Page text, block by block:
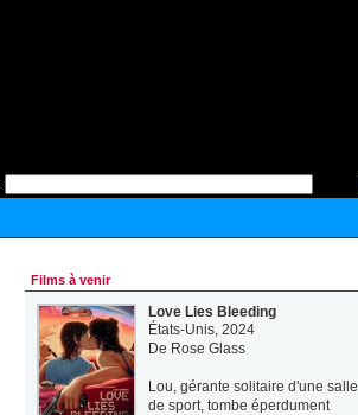
Films à venir
Love Lies Bleeding
États-Unis, 2024
De Rose Glass
Lou, gérante solitaire d'une salle
de sport, tombe éperdument